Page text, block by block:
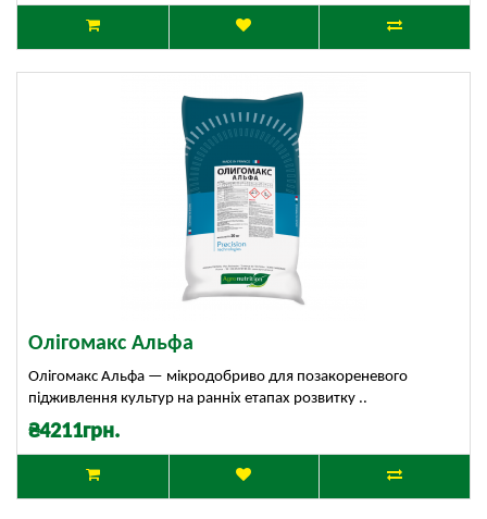
Олігомакс Альфа
Олігомакс Альфа — мікродобриво для позакореневого
підживлення культур на ранніх етапах розвитку ..
₴4211грн.